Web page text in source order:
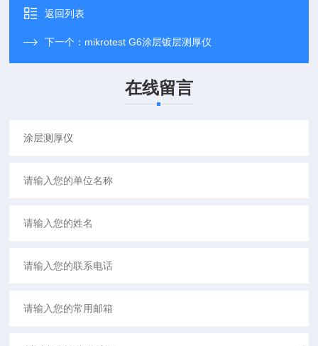
返回列表
下一个： mikrotest G6涂层镀层测厚仪
在线留言